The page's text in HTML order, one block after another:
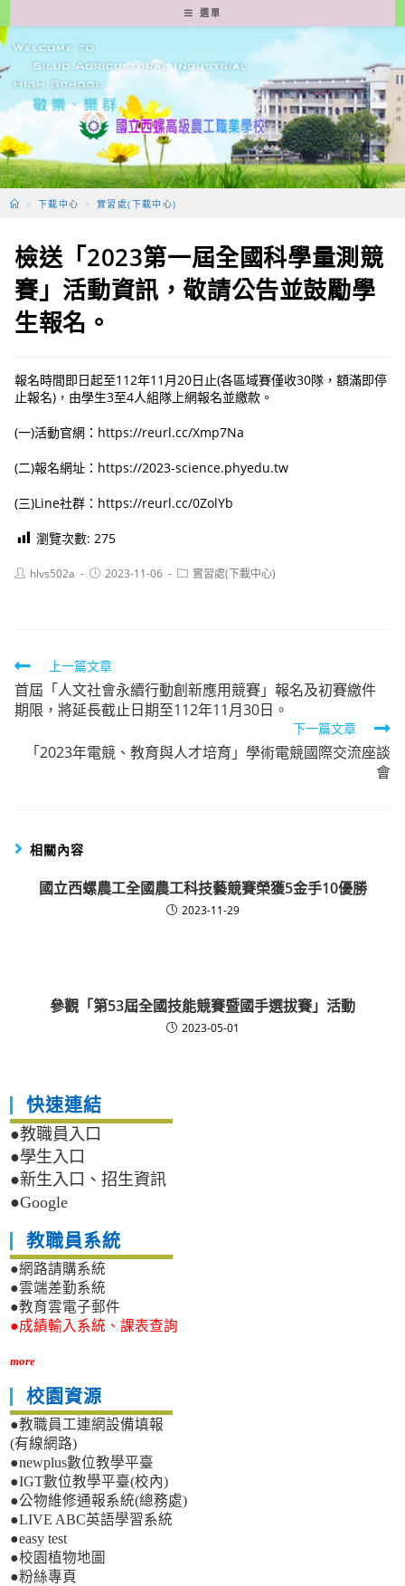
轉
至
要
容
選單
> 下載中心 > 實習處(下載中心)
檢送「2023第一屆全國科學量測競
賽」活動資訊，敬請公告並鼓勵學
生報名。
報名時間即日起至112年11月20日止(各區域賽僅收30隊，額滿即停
止報名)，由學生3至4人組隊上網報名並繳款。
(一)活動官網：https://reurl.cc/Xmp7Na
(二)報名網址：https://2023-science.phyedu.tw
(三)Line社群：https://reurl.cc/0ZolYb
瀏覽次數: 275
Posthlvs502a
Post2023-11-06
Post實習處(下載中心)
Read
more
articles
上一篇文章
首屆「人文社會永續行動創新應用競賽」報名及初賽繳件
期限，將延長截止日期至112年11月30日。
下一篇文章
「2023年電競、教育與人才培育」學術電競國際交流座談
會
相關內容
國立西螺農工全國農工科技藝競賽榮獲5金手10優勝
2023-11-29
參觀「第53屆全國技能競賽暨國手選拔賽」活動
2023-05-01
快速連結
●教職員入口
●學生入口
●新生入口、招生資訊
●Google
教職員系統
●網路請購系統
●雲端差勤系統
●教育雲電子郵件
●成績輸入系統、課表查詢
more
校園資源
●教職員工連網設備填報
(有線網路)
●newplus數位教學平臺
●IGT數位教學平臺(校內)
●公物維修通報系統(總務處)
●LIVE ABC英語學習系統
●easy test
●校園植物地圖
●粉絲專頁